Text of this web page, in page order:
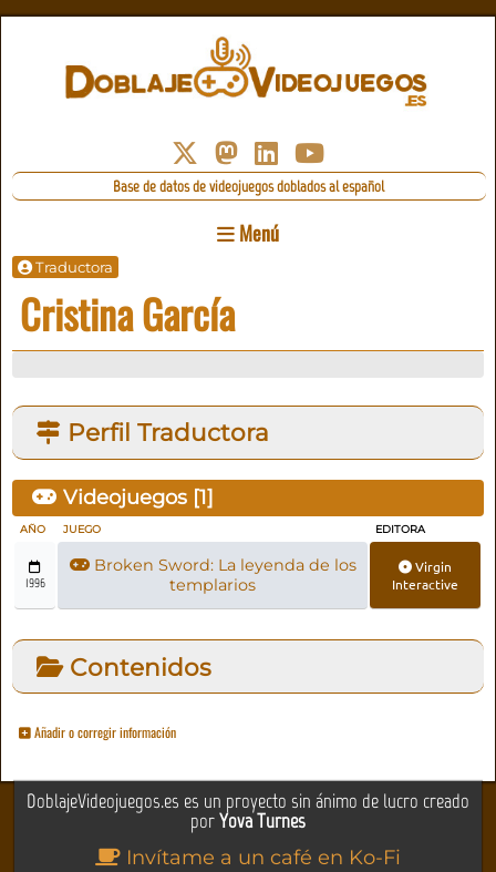
Base de datos de videojuegos doblados al español
Menú
Traductora
Cristina García
Perfil Traductora
Videojuegos [1]
AÑO JUEGO EDITORA
1996
Broken Sword: La leyenda de los
templarios
Virgin
Interactive
Contenidos
Añadir o corregir información
DoblajeVideojuegos.es es un proyecto sin ánimo de lucro creado
porYova Turnes
Invítame a un café en Ko-Fi